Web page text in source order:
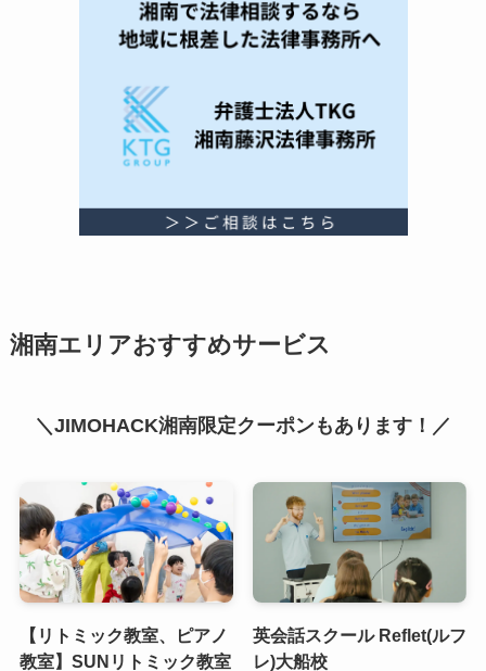
湘南エリアおすすめサービス
＼JIMOHACK湘南限定クーポンもあります！／
【リトミック教室、ピアノ
教室】SUNリトミック教室
英会話スクール Reflet(ルフ
レ)大船校